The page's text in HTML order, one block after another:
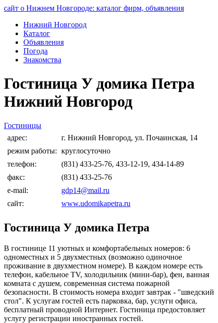
сайт о Нижнем Новгороде: каталог фирм, объявления
Нижний Новгород
Каталог
Объявления
Погода
Знакомства
Гостиница У домика Петра
Нижний Новгород
Гостиницы
адрес:
г. Нижний Новгород, ул. Почаинская, 14
режим работы: круглосуточно
телефон:
(831) 433-25-76, 433-12-19, 434-14-89
факс:
(831) 433-25-76
e-mail:
gdp14@mail.ru
сайт:
www.udomikapetra.ru
Гостиница У домика Петра
В гостинице 11 уютных и комфортабельных номеров: 6
одноместных и 5 двухместных (возможно одиночное
проживание в двухместном номере). В каждом номере есть
телефон, кабельное TV, холодильник (мини-бар), фен, ванная
комната с душем, современная система пожарной
безопасности. В стоимость номера входит завтрак - "шведский
стол". К услугам гостей есть парковка, бар, услуги офиса,
бесплатный проводной Интернет. Гостиница предостовляет
услугу регистрации иностранных гостей.